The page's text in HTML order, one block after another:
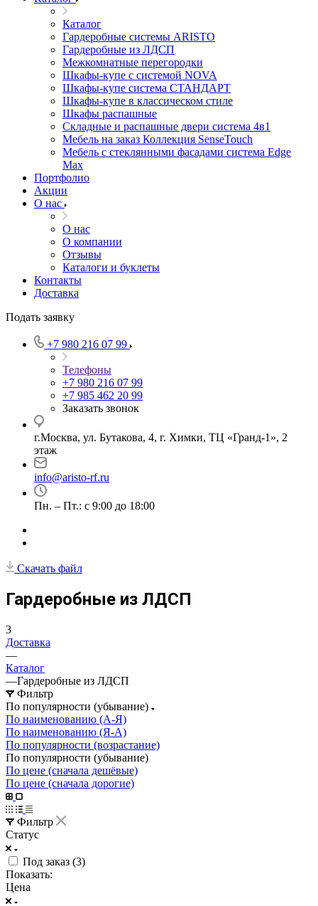
Каталог
Гардеробные системы ARISTO
Гардеробные из ЛДСП
Межкомнатные перегородки
Шкафы-купе с системой NOVA
Шкафы-купе система СТАНДАРТ
Шкафы-купе в классическом стиле
Шкафы распашные
Складные и распашные двери система 4в1
Мебель на заказ Коллекция SenseTouch
Мебель с стеклянными фасадами система Edge
Max
Портфолио
Акции
О нас
О нас
О компании
Отзывы
Каталоги и буклеты
Контакты
Доставка
Подать заявку
+7 980 216 07 99
Телефоны
+7 980 216 07 99
+7 985 462 20 99
Заказать звонок
г.Москва, ул. Бутакова, 4, г. Химки, ТЦ «Гранд-1», 2
этаж
info@aristo-rf.ru
Пн. – Пт.: с 9:00 до 18:00
Скачать файл
Гардеробные из ЛДСП
3
Доставка
—
Каталог
—Гардеробные из ЛДСП
Фильтр
По популярности (убывание)
По наименованию (А-Я)
По наименованию (Я-А)
По популярности (возрастание)
По популярности (убывание)
По цене (сначала дешёвые)
По цене (сначала дорогие)
Фильтр
Статус
Под заказ (3)
Показать:
Цена